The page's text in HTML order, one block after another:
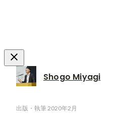
Shogo Miyagi
出版・執筆2020年2月